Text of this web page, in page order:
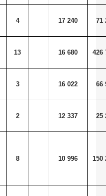
4 17 240 71
13 16 680 426
3 16 022 66
2 12 337 25
8 10 996 150